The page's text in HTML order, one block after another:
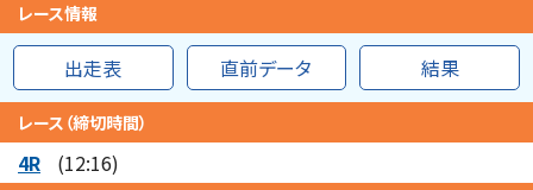
レース情報
出走表 直前データ 結果
レース（締切時間）
4R (12:16)